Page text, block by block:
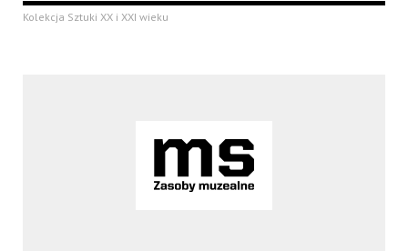
Kolekcja Sztuki XX i XXI wieku